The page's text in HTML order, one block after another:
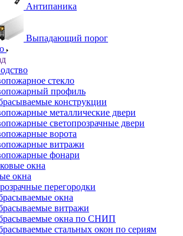
Антипаника
Выпадающий порог
стекло
профиль
конструкции
металлические двери
светопрозрачные двери
ворота
витражи
фонари
окна
окна
перегородки
окна
витражи
окна по СНИП
стальных окон по сериям